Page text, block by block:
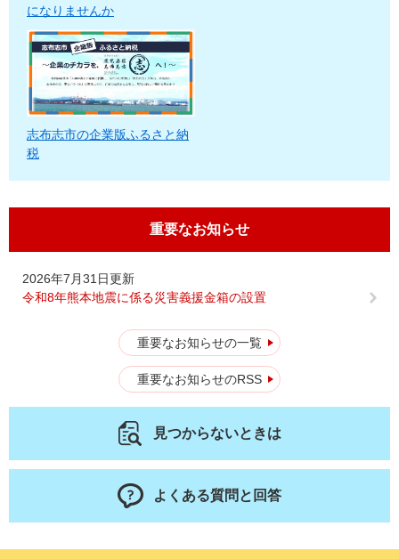
になりませんか
志布志市の企業版ふるさと納
税
重要なお知らせ
2026年7月31日更新
令和8年熊本地震に係る災害義援金箱の設置
重要なお知らせの一覧
重要なお知らせのRSS
見つからないときは
よくある質問と回答